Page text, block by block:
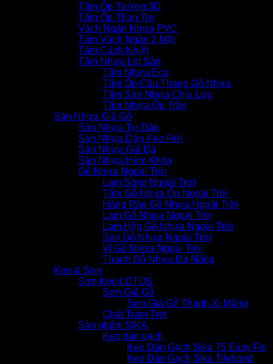
Tấm Ốp Tường 3D
Tấm Ốp Than Tre
Vách Ngăn Nhựa PVC
Tấm Vách Ngăn 2 Mặt
Tấm Cách Nhiệt
Tấm Nhựa Lót Sàn
Tấm Nhựa Eco
Tấm Ốp Cầu Thang Gỗ Nhựa
Tấm Sàn Nhựa Chịu Lực
Tấm Nhựa Ốp Trần
Sàn Nhựa Giả Gỗ
Sàn Nhựa Tự Dán
Sàn Nhựa Dán Keo Rời
Sàn Nhựa Giả Đá
Sàn Nhựa Hèm Khóa
Gỗ Nhựa Ngoài Trời
Lam Sóng Ngoài Trời
Tấm Gỗ Nhựa Ốp Ngoài Trời
Hàng Rào Gỗ Nhựa Ngoài Trời
Lam Gỗ Nhựa Ngoài Trời
Lam Hộp Gỗ Nhựa Ngoài Trời
Sàn Gỗ Nhựa Ngoài Trời
Vỉ Gỗ Nhựa Ngoài Trời
Thanh Gỗ Nhựa Đa Năng
Keo & Sơn
Sơn Keo LOTUS
Sơn Giả Gỗ
Sơn Giả Gỗ Thanh Xi Măng
Chất Trám Trét
Sản phẩm SIKA
Keo dán gạch
Keo Dán Gạch Sika 75 Easy Fix
Keo Dán Gạch Sika Tilebond